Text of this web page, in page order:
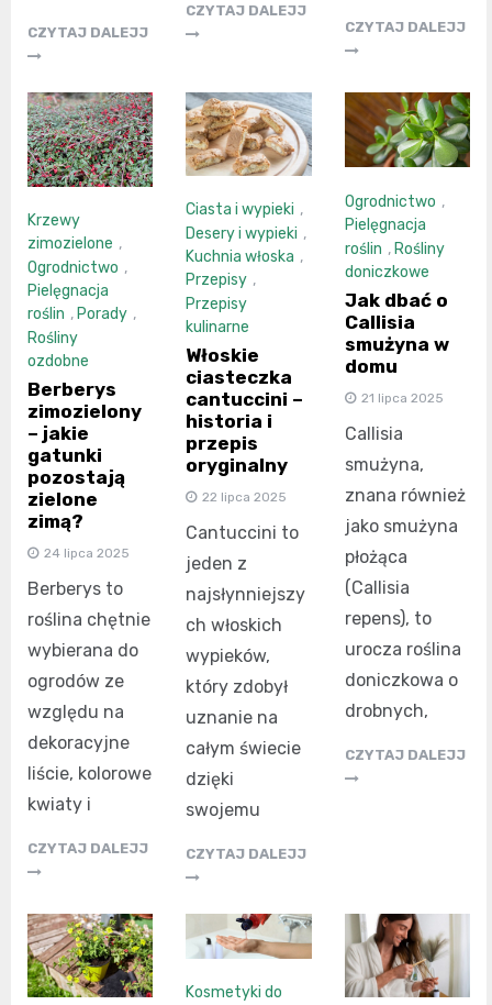
CZYTAJ DALEJJ
CZYTAJ DALEJJ
CZYTAJ DALEJJ
Krzewy
zimozielone ,
Ogrodnictwo ,
Pielęgnacja
roślin , Porady ,
Rośliny
ozdobne
Berberys
zimozielony
– jakie
gatunki
pozostają
zielone
zimą?
24 lipca 2025
Berberys to
roślina chętnie
wybierana do
ogrodów ze
względu na
dekoracyjne
liście, kolorowe
kwiaty i
CZYTAJ DALEJJ
Ciasta i wypieki ,
Desery i wypieki ,
Kuchnia włoska ,
Przepisy ,
Przepisy
kulinarne
Włoskie
ciasteczka
cantuccini –
historia i
przepis
oryginalny
22 lipca 2025
Cantuccini to
jeden z
najsłynniejszy
ch włoskich
wypieków,
który zdobył
uznanie na
całym świecie
dzięki
swojemu
CZYTAJ DALEJJ
Ogrodnictwo ,
Pielęgnacja
roślin , Rośliny
doniczkowe
Jak dbać o
Callisia
smużyna w
domu
21 lipca 2025
Callisia
smużyna,
znana również
jako smużyna
płożąca
(Callisia
repens), to
urocza roślina
doniczkowa o
drobnych,
CZYTAJ DALEJJ
Kosmetyki do